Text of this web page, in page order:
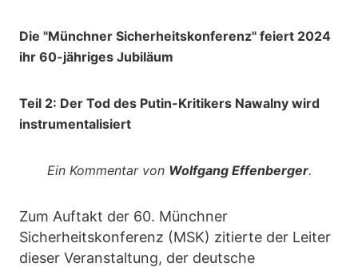
Die "Münchner Sicherheitskonferenz" feiert 2024
ihr 60-jähriges Jubiläum
Teil 2: Der Tod des Putin-Kritikers Nawalny wird
instrumentalisiert
Ein Kommentar von Wolfgang Effenberger.
Zum Auftakt der 60. Münchner
Sicherheitskonferenz (MSK) zitierte der Leiter
dieser Veranstaltung, der deutsche